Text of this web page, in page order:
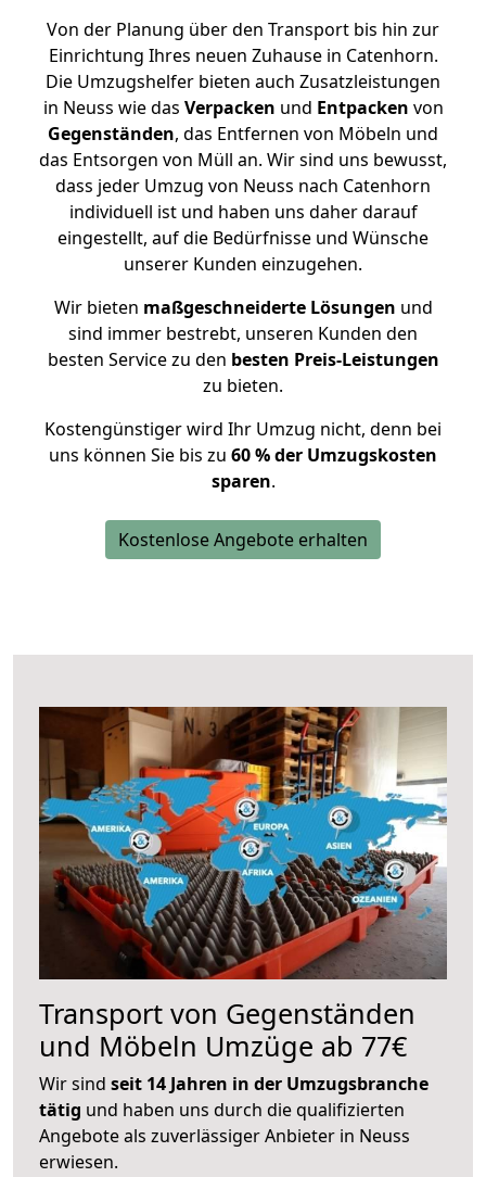
Von der Planung über den Transport bis hin zur
Einrichtung Ihres neuen Zuhause in Catenhorn.
Die Umzugshelfer bieten auch Zusatzleistungen
in Neuss wie das Verpacken und Entpacken von
Gegenständen, das Entfernen von Möbeln und
das Entsorgen von Müll an. Wir sind uns bewusst,
dass jeder Umzug von Neuss nach Catenhorn
individuell ist und haben uns daher darauf
eingestellt, auf die Bedürfnisse und Wünsche
unserer Kunden einzugehen.
Wir bieten maßgeschneiderte Lösungen und
sind immer bestrebt, unseren Kunden den
besten Service zu den besten Preis-Leistungen
zu bieten.
Kostengünstiger wird Ihr Umzug nicht, denn bei
uns können Sie bis zu 60 % der Umzugskosten
sparen.
Kostenlose Angebote erhalten
Transport von Gegenständen
und Möbeln Umzüge ab 77€
Wir sind seit 14 Jahren in der Umzugsbranche
tätig und haben uns durch die qualifizierten
Angebote als zuverlässiger Anbieter in Neuss
erwiesen.